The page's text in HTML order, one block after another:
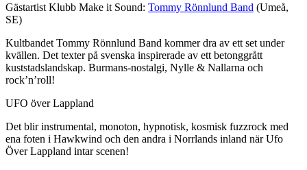
Gästartist Klubb Make it Sound: Tommy Rönnlund Band (Umeå,
SE)
Kultbandet Tommy Rönnlund Band kommer dra av ett set under
kvällen. Det texter på svenska inspirerade av ett betonggrått
kuststadslandskap. Burmans-nostalgi, Nylle & Nallarna och
rock’n’roll!
UFO över Lappland
Det blir instrumental, monoton, hypnotisk, kosmisk fuzzrock med
ena foten i Hawkwind och den andra i Norrlands inland när Ufo
Över Lappland intar scenen!